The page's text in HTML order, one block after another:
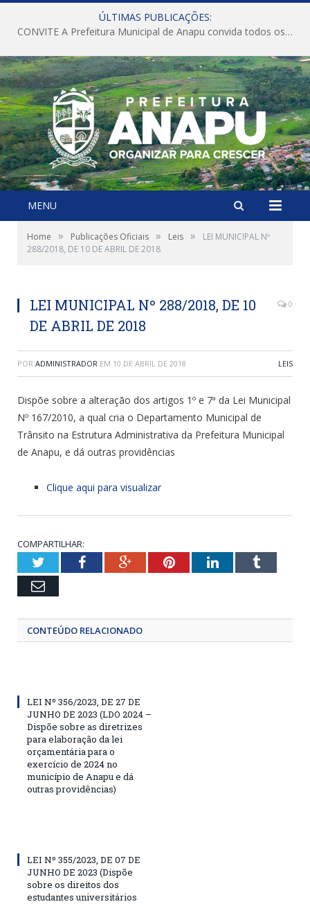
ÚLTIMAS PUBLICAÇÕES:
CONVITE A Prefeitura Municipal de Anapu convida todos os servidores públicos municipais para participarem da Audiência Pública de discussão da Lei de Diretrizes Orçamentárias (LDO), importante instrumento de planejamento das ações e investimentos da Administração Pública para o próximo exercício financeiro.
MENU
Home » Publicações Oficiais » Leis »
LEI MUNICIPAL Nº
288/2018, DE 10 DE ABRIL DE 2018
LEI MUNICIPAL Nº 288/2018, DE 10
DE ABRIL DE 2018
0
POR ADMINISTRADOR EM 10 DE ABRIL DE 2018 LEIS
Dispõe sobre a alteração dos artigos 1º e 7ª da Lei Municipal
Nº 167/2010, a qual cria o Departamento Municipal de
Trânsito na Estrutura Administrativa da Prefeitura Municipal
de Anapu, e dá outras providências
Clique aqui para visualizar
COMPARTILHAR:
TwitterFacebookGoogle+PinterestLinkedInTumblr
Email
CONTEÚDO RELACIONADO
LEI Nº 356/2023, DE 27 DE
JUNHO DE 2023 (LDO 2024 –
Dispõe sobre as diretrizes
para elaboração da lei
orçamentária para o
exercício de 2024 no
município de Anapu e dá
outras providências)
LEI Nº 355/2023, DE 07 DE
JUNHO DE 2023 (Dispõe
sobre os direitos dos
estudantes universitários